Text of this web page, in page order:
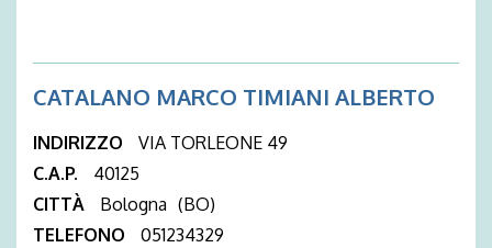
CATALANO MARCO TIMIANI ALBERTO
INDIRIZZO
VIA TORLEONE 49
C.A.P.
40125
CITTÀ
Bologna (BO)
TELEFONO
051234329